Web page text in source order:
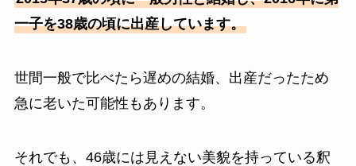
一子を38歳の頃に出産しています。
世間一般で比べたら遅めの結婚、出産だったため
急に老いた可能性もあります。
それでも、46歳には見えない美貌を持っている釈